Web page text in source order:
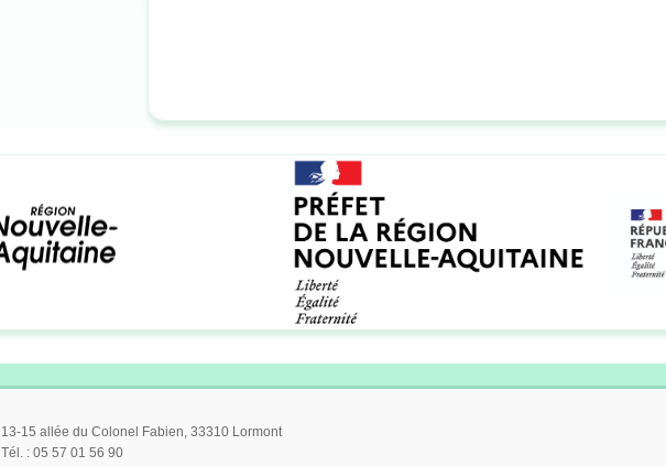
13-15 allée du Colonel Fabien, 33310 Lormont
Tél. : 05 57 01 56 90